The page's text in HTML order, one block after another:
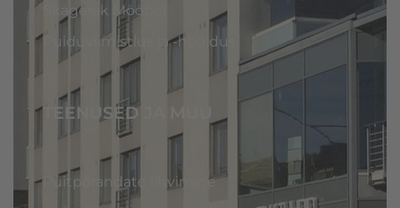
Skagerak Mööbel
Puiduviimistlus ja -hooldus
TEENUSED JA MUU
Puitpõrandate lihvimine